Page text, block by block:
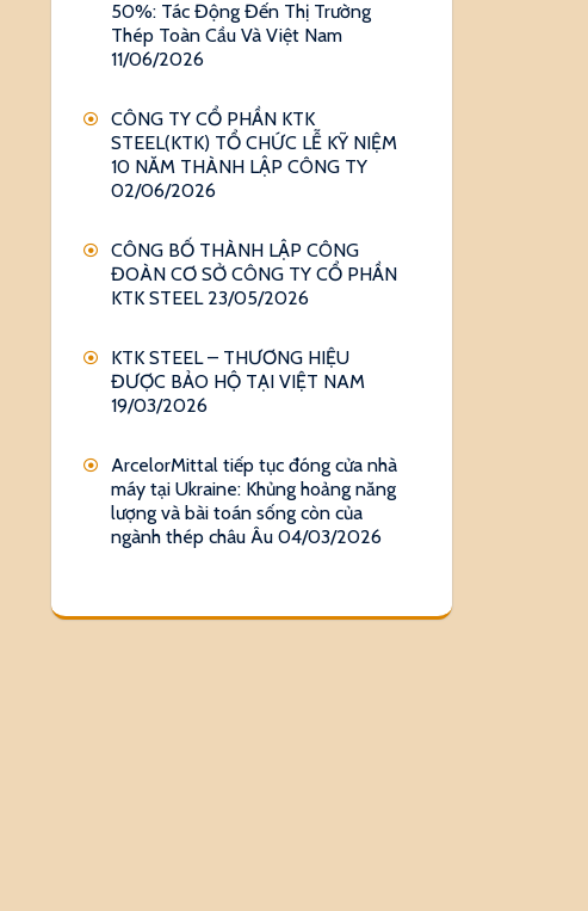
50%: Tác Động Đến Thị Trường
Thép Toàn Cầu Và Việt Nam
11/06/2026
CÔNG TY CỔ PHẦN KTK
STEEL(KTK) TỔ CHỨC LỄ KỸ NIỆM
10 NĂM THÀNH LẬP CÔNG TY
02/06/2026
CÔNG BỐ THÀNH LẬP CÔNG
ĐOÀN CƠ SỞ CÔNG TY CỔ PHẦN
KTK STEEL 23/05/2026
KTK STEEL – THƯƠNG HIỆU
ĐƯỢC BẢO HỘ TẠI VIỆT NAM
19/03/2026
ArcelorMittal tiếp tục đóng cửa nhà
máy tại Ukraine: Khủng hoảng năng
lượng và bài toán sống còn của
ngành thép châu Âu 04/03/2026